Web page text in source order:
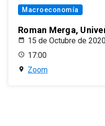
Macroeconomía
Roman Merga,
15 de Octubre de
17:00
Zoom